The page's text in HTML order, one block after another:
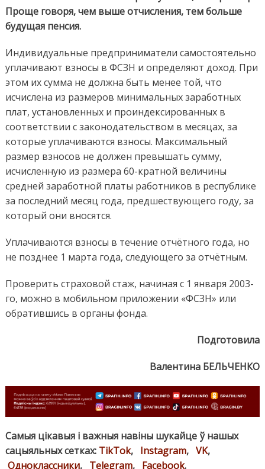
Проще говоря, чем выше отчисления, тем больше
будущая пенсия.
Индивидуальные предприниматели самостоятельно
уплачивают взносы в ФСЗН и определяют доход. При
этом их сумма не должна быть менее той, что
исчислена из размеров минимальных заработных
плат, установленных и проиндексированных в
соответствии с законодательством в месяцах, за
которые уплачиваются взносы. Максимальный
размер взносов не должен превышать сумму,
исчисленную из размера 60-кратной величины
средней заработной платы работников в республике
за последний месяц года, предшествующего году, за
который они вносятся.
Уплачиваются взносы в течение отчётного года, но
не позднее 1 марта года, следующего за отчётным.
Проверить страховой стаж, начиная с 1 января 2003-
го, можно в мобильном приложении «ФСЗН» или
обратившись в органы фонда.
Подготовила
Валентина БЕЛЬЧЕНКО
Самыя цікавыя і важныя навіны шукайце ў нашых
сацыяльных сетках: TikTok, Instagram, VK,
Одноклассники, Telegram, Facebook.